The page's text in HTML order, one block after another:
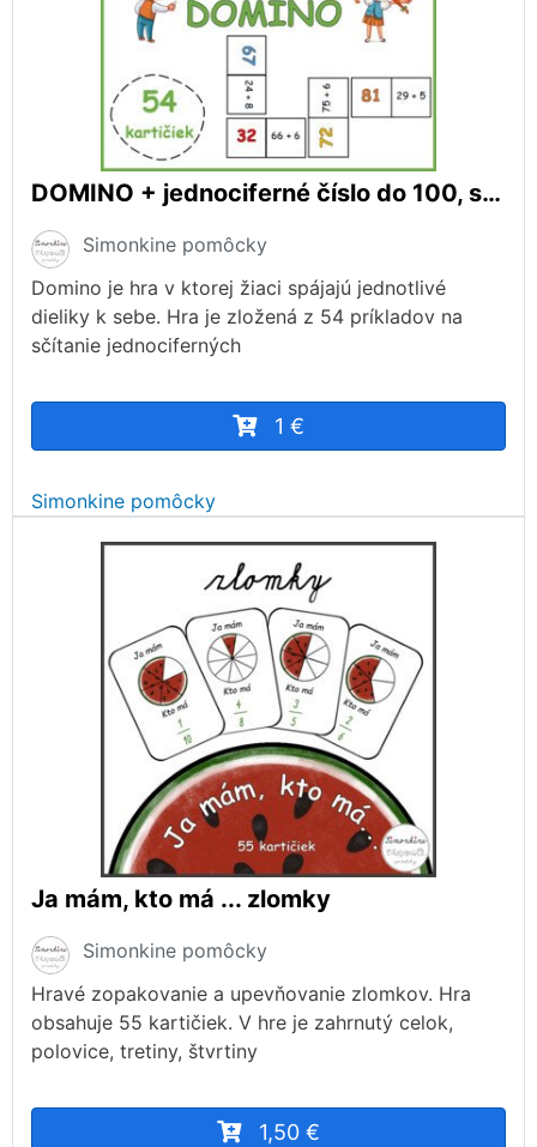
DOMINO + jednociferné číslo do 100, s prechodom
Simonkine pomôcky
Domino je hra v ktorej žiaci spájajú jednotlivé
dieliky k sebe. Hra je zložená z 54 príkladov na
sčítanie jednociferných
1 €
Simonkine pomôcky
Ja mám, kto má ... zlomky
Simonkine pomôcky
Hravé zopakovanie a upevňovanie zlomkov. Hra
obsahuje 55 kartičiek. V hre je zahrnutý celok,
polovice, tretiny, štvrtiny
1,50 €